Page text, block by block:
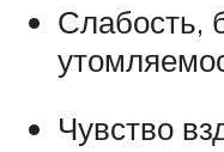
Слабость,
Чувство